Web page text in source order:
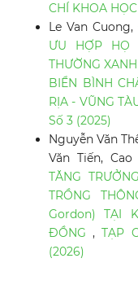
CHÍ KHOA
Le Van Cuong,
ƯU HỢP HỌ
THƯỜNG
BIỂN BÌNH
RỊA - VŨNG
Số 3 (2025)
Nguyễn Văn
Văn Tiến,
TĂNG
TRỒNG
Gordon) TẠI
ĐỒNG,TẠP
(2026)